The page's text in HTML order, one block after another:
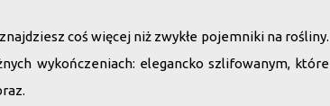
coś więcej niż zwykłe pojemniki na rośliny.
wykończeniach: elegancko szlifowanym, które